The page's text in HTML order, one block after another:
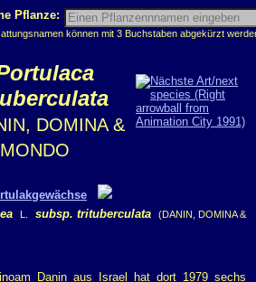
Pflanze:
können mit 3 Buchstaben abgekürzt
DOMINA &
L. subsp. trituberculata
(DANIN, DOMINA &
Danin aus Israel hat dort 1979 sechs